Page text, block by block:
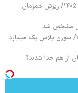
قیمت محصولات ایران خودرو چهارشنبه ۱۴ مرداد ۱۴۰۵/ ریزش همزمان
مشخص شد
قیمت محصولات ایران خودرو شنبه ۱۰ مرداد ۱۴۰۵/ سورن پلاس یک میلیارد
از هم جدا شدند؟